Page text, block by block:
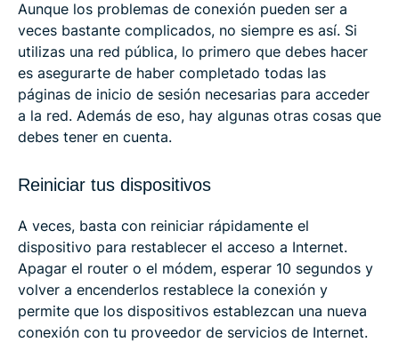
Aunque los problemas de conexión pueden ser a
veces bastante complicados, no siempre es así. Si
utilizas una red pública, lo primero que debes hacer
es asegurarte de haber completado todas las
páginas de inicio de sesión necesarias para acceder
a la red. Además de eso, hay algunas otras cosas que
debes tener en cuenta.
Reiniciar tus dispositivos
A veces, basta con reiniciar rápidamente el
dispositivo para restablecer el acceso a Internet.
Apagar el router o el módem, esperar 10 segundos y
volver a encenderlos restablece la conexión y
permite que los dispositivos establezcan una nueva
conexión con tu proveedor de servicios de Internet.